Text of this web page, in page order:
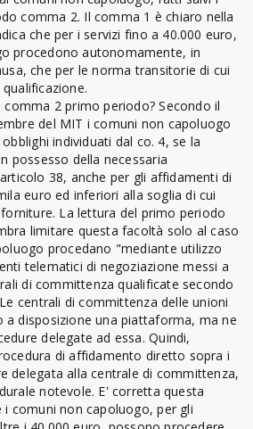
comma 2. Il comma 1 è chiaro nella
che per i servizi fino a 40.000 euro,
procedono autonomamente, in
che per le norma transitorie di cui
2 primo periodo? Secondo il
del MIT i comuni non capoluogo
individuati dal co. 4, se la
possesso della necessaria
38, anche per gli affidamenti di
euro ed inferiori alla soglia di cui
forniture. La lettura del primo periodo
limitare questa facoltà solo al caso
procedano "mediante utilizzo
telematici di negoziazione messi a
di committenza qualificate secondo
centrali di committenza delle unioni
disposizione una piattaforma, ma ne
delegate ad essa. Quindi,
di affidamento diretto sopra i
delegata alla centrale di committenza,
notevole. E' corretta questa
comuni non capoluogo, per gli